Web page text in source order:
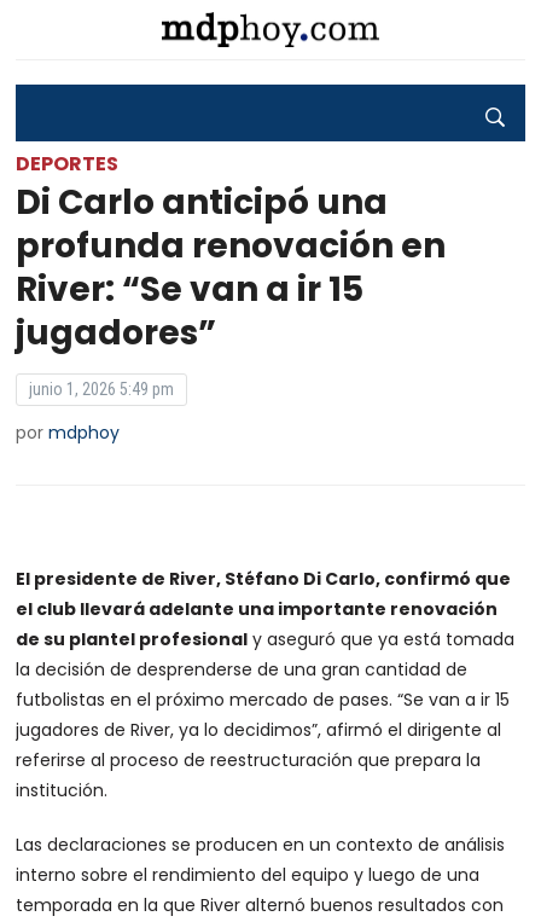
DEPORTES
Di Carlo anticipó una
profunda renovación en
River: “Se van a ir 15
jugadores”
junio 1, 2026 5:49 pm
pormdphoy
El presidente de River, Stéfano Di Carlo, confirmó que
el club llevará adelante una importante renovación
de su plantel profesional y aseguró que ya está tomada
la decisión de desprenderse de una gran cantidad de
futbolistas en el próximo mercado de pases. “Se van a ir 15
jugadores de River, ya lo decidimos”, afirmó el dirigente al
referirse al proceso de reestructuración que prepara la
institución.
Las declaraciones se producen en un contexto de análisis
interno sobre el rendimiento del equipo y luego de una
temporada en la que River alternó buenos resultados con